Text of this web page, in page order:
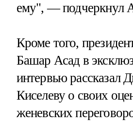
ему", — подчеркнул
Кроме того,
Башар Асад в
интервью рассказал
Киселеву о своих
женевских